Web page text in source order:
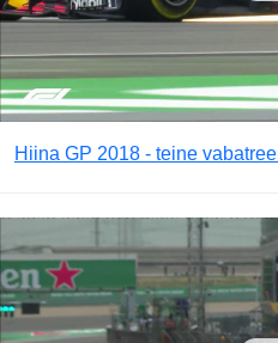
Hiina GP 2018 - teine